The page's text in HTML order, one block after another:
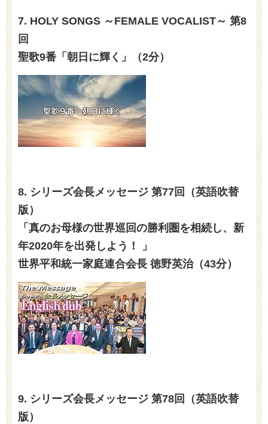
7. HOLY SONGS ～FEMALE VOCALIST～ 第8
回
聖歌9番「朝日に輝く」（2分）
8. シリーズ会長メッセージ 第77回（英語吹替
版）
「真のお母様の世界巡回の勝利圏を相続し、新
年2020年を出発しよう！ 」
世界平和統一家庭連合会長 徳野英治（43分）
9. シリーズ会長メッセージ 第78回（英語吹替
版）